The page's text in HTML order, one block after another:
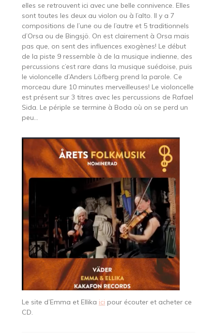
elles se retrouvent ici avec une belle connivence. Elles
sont toutes les deux au violon ou à l’alto. Il y a 7
compositions de l’une ou de l’autre et 5 traditionnels
d’Orsa ou de Bingsjö. On est clairement à Orsa mais
pas que, on sent des influences exogènes! Le début
de la piste 9 ressemble à de la musique indienne, des
percussions c’est rare dans la musique suédoise, puis
le violoncelle d’Anders Löfberg prend la parole. Ce
morceau dure 10 minutes merveilleuses! Le violoncelle
est présent sur 3 titres avec les percussions de Rafael
Sida. Le périple se termine à Boda où on se perd un
peu…
Le site d’Emma et Ellika ici pour écouter et acheter ce
CD.